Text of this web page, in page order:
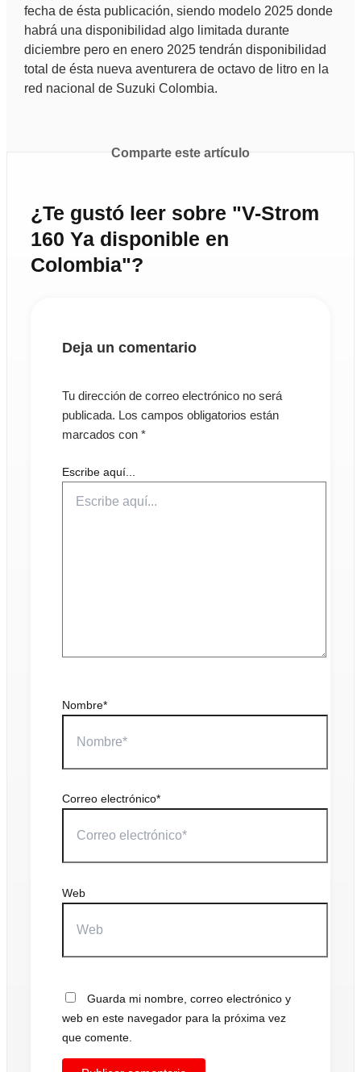
fecha de ésta publicación, siendo modelo 2025 donde
habrá una disponibilidad algo limitada durante
diciembre pero en enero 2025 tendrán disponibilidad
total de ésta nueva aventurera de octavo de litro en la
red nacional de Suzuki Colombia.
Comparte este artículo
¿Te gustó leer sobre "V-Strom
160 Ya disponible en
Colombia"?
Deja un comentario
Tu dirección de correo electrónico no será
publicada. Los campos obligatorios están
marcados con *
Escribe aquí...
Nombre*
Correo electrónico*
Web
Guarda mi nombre, correo electrónico y
web en este navegador para la próxima vez
que comente.